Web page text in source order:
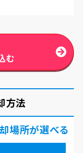
む
方法
場所が選べる